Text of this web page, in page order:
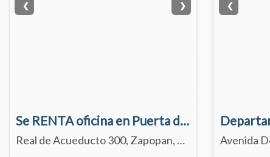
❮ ❯
Se RENTA oficina en Puerta de Hierro
Real de Acueducto 300, Zapopan, Jalisco 45116
❮